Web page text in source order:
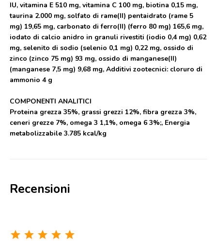
IU, vitamina E 510 mg, vitamina C 100 mg, biotina 0,15 mg,
taurina 2.000 mg, solfato di rame(II) pentaidrato (rame 5
mg) 19,65 mg, carbonato di ferro(II) (ferro 80 mg) 165,6 mg,
iodato di calcio anidro in granuli rivestiti (iodio 0,4 mg) 0,62
mg, selenito di sodio (selenio 0,1 mg) 0,22 mg, ossido di
zinco (zinco 75 mg) 93 mg, ossido di manganese(II)
(manganese 7,5 mg) 9,68 mg, Additivi zootecnici: cloruro di
ammonio 4 g
COMPONENTI ANALITICI
Proteina grezza 35%, grassi grezzi 12%, fibra grezza 3%,
ceneri grezze 7%, omega 3 1,1%, omega 6 3%;, Energia
metabolizzabile 3.785 kcal/kg
Recensioni
star star star star star